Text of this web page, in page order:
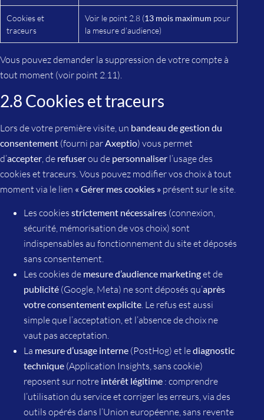
Cookies et
traceurs
Voir le point 2.8 (13 mois maximum pour
la mesure d’audience)
Vous pouvez demander la suppression de votre compte à
tout moment (voir point 2.11).
2.8 Cookies et traceurs
Lors de votre première visite, un bandeau de gestion du
consentement (fourni par Axeptio) vous permet
d’accepter , de refuserou de personnaliser l’usage des
cookies et traceurs. Vous pouvez modifier vos choix à tout
moment via le lien « Gérer mes cookies » présent sur le site.
Les cookies strictement nécessaires (connexion,
sécurité, mémorisation de vos choix) sont
indispensables au fonctionnement du site et déposés
sans consentement.
Les cookies de mesure d’audience marketinget de
publicité (Google, Meta) ne sont déposés qu’après
votre consentement explicite . Le refus est aussi
simple que l’acceptation, et l’absence de choix ne
vaut pas acceptation.
La mesure d’usage interne (PostHog) et lediagnostic
technique (Application Insights, sans cookie)
reposent sur notre intérêt légitime : comprendre
l’utilisation du service et corriger les erreurs, via des
outils opérés dans l’Union européenne, sans revente